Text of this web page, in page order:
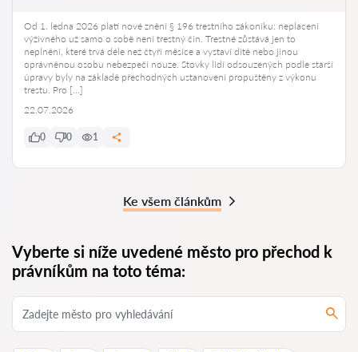
Od 1. ledna 2026 platí nové znění § 196 trestního zákoníku: neplacení
výživného už samo o sobě není trestný čin. Trestné zůstává jen to
neplnění, které trvá déle než čtyři měsíce a vystaví dítě nebo jinou
oprávněnou osobu nebezpečí nouze. Stovky lidí odsouzených podle starší
úpravy byly na základě přechodných ustanovení propuštěny z výkonu
trestu. Pro […]
22.07.2026
0 0 1
Ke všem článkům
Vyberte si níže uvedené město pro přechod k
právníkům na toto téma: